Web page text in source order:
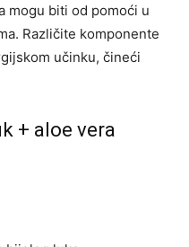
mogu biti od pomoći u
Različite komponente
učinku, čineći
+ aloe vera